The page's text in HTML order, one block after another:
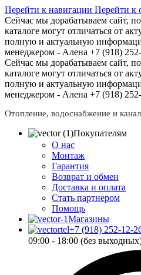
Перейти к навигации Перейти к
Сейчас мы дорабатываем сайт,
каталоге могут отличаться от
полную и актуальную
менеджером - Алена +7 (918)
Сейчас мы дорабатываем сайт,
каталоге могут отличаться от
полную и актуальную
менеджером - Алена +7 (918)
Отопление, водоснабжение и
Покупателям
О нас
Монтаж
Гарантия
Возврат и обмен
Доставка и оплата
Стать партнером
Помощь
Магазины
+7 (918) 252-12-
09:00 - 18:00 (без